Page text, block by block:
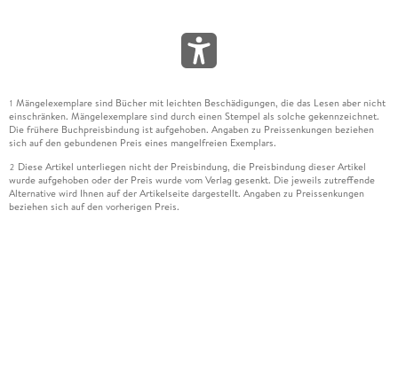
1 Mängelexemplare sind Bücher mit leichten Beschädigungen, die das Lesen aber nicht
einschränken. Mängelexemplare sind durch einen Stempel als solche gekennzeichnet.
Die frühere Buchpreisbindung ist aufgehoben. Angaben zu Preissenkungen beziehen
sich auf den gebundenen Preis eines mangelfreien Exemplars.
2 Diese Artikel unterliegen nicht der Preisbindung, die Preisbindung dieser Artikel
wurde aufgehoben oder der Preis wurde vom Verlag gesenkt. Die jeweils zutreffende
Alternative wird Ihnen auf der Artikelseite dargestellt. Angaben zu Preissenkungen
beziehen sich auf den vorherigen Preis.